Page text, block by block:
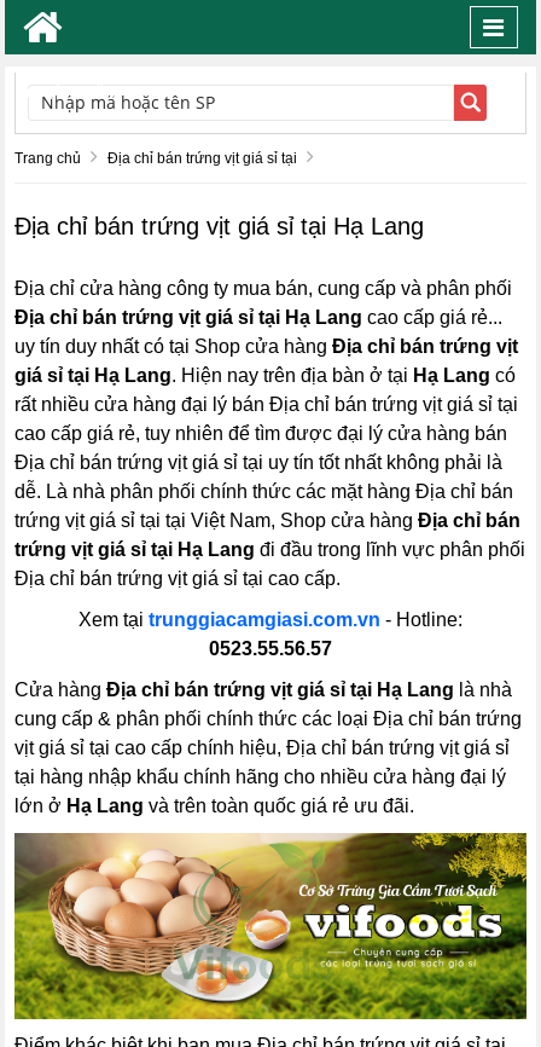
TÌM KIẾM
Trang chủ Địa chỉ bán trứng vịt giá sỉ tại
Địa chỉ bán trứng vịt giá sỉ tại Hạ Lang
Địa chỉ cửa hàng công ty mua bán, cung cấp và phân phối
Địa chỉ bán trứng vịt giá sỉ tại Hạ Lang cao cấp giá rẻ...
uy tín duy nhất có tại Shop cửa hàngĐịa chỉ bán trứng vịt
giá sỉ tại Hạ Lang. Hiện nay trên địa bàn ở tại Hạ Lang có
rất nhiều cửa hàng đại lý bán Địa chỉ bán trứng vịt giá sỉ tại
cao cấp giá rẻ, tuy nhiên để tìm được đại lý cửa hàng bán
Địa chỉ bán trứng vịt giá sỉ tại uy tín tốt nhất không phải là
dễ. Là nhà phân phối chính thức các mặt hàng Địa chỉ bán
trứng vịt giá sỉ tại tại Việt Nam, Shop cửa hàngĐịa chỉ bán
trứng vịt giá sỉ tại Hạ Lang đi đầu trong lĩnh vực phân phối
Địa chỉ bán trứng vịt giá sỉ tại cao cấp.
Xem tại trunggiacamgiasi.com.vn - Hotline:
0523.55.56.57
Cửa hàngĐịa chỉ bán trứng vịt giá sỉ tại Hạ Lang là nhà
cung cấp & phân phối chính thức các loại Địa chỉ bán trứng
vịt giá sỉ tại cao cấp chính hiệu, Địa chỉ bán trứng vịt giá sỉ
tại hàng nhập khẩu chính hãng cho nhiều cửa hàng đại lý
lớn ở Hạ Lang và trên toàn quốc giá rẻ ưu đãi.